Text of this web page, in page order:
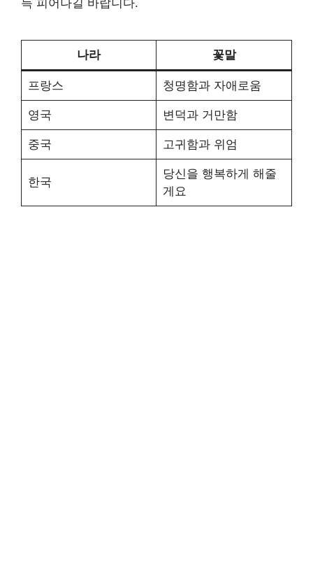
나라 꽃말
프랑스 청명함과 자애로움
영국 변덕과 거만함
중국 고귀함과 위엄
한국
당신을 행복하게 해줄
게요